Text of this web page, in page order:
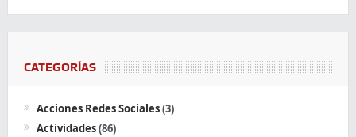
CATEGORÍAS
Acciones Redes Sociales(3)
Actividades(86)